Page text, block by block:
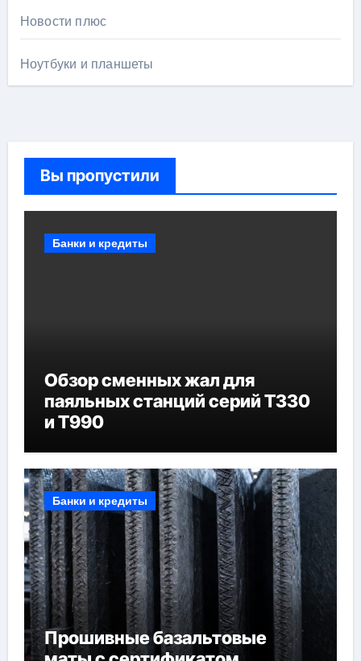
Новости плюс
Ноутбуки и планшеты
Вы пропустили
Банки и кредиты
Обзор сменных жал для
паяльных станций серий T330
и T990
Банки и кредиты
Прошивные базальтовые